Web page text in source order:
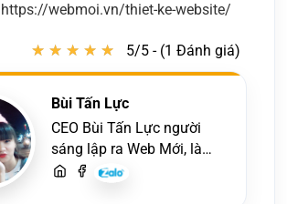
webmoi.vn/thiet-ke-website/
★ ★ ★ ★ ★
★ ★ ★ ★ ★ 5/5 - (1 Đánh giá)
Bùi Tấn Lực
CEO Bùi Tấn Lực người
sáng lập ra Web Mới, là
một lập trình viên, người